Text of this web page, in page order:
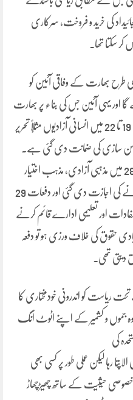
کی خرید و فروخت، سرکاری
سکتا تھا۔
طرح بھارت کے وفاقی آئین کو
اور یہی آئین جس کی بناء پر بھارت
ایک وفاقی جمہوریہ قرار پایا اس کی دفعات 19 تا 22 میں انسانی آزادیوں مثلاًٍ تحریر
انجمن سازی کی ضمانت دی گئی ہے۔
بھارت کے اسی آئین کی دفعات 25 تا 28 میں مذہبی آزادی، مذہب اختیار
کرنے، اس پر عمل کرنے اور اسے پھیلانے کی اجازت دی گئی اور دفعات 29
اور تعلیمی ادارے قائم کرنے
حقوق کی خلاف ورزی ہو تو دفعہ
کو اندرونی خودمختاری کا
جموں و کشمیر کے اپنے اٹوٹ انگ
کی
رہا لیکن عملی طور پر کسی بھی
خصوصی حیثیت کے ساتھ چھیڑچھاڑ